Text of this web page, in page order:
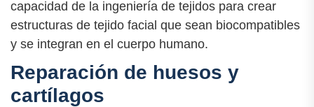
capacidad de la ingeniería de tejidos para crear
estructuras de tejido facial que sean biocompatibles
y se integran en el cuerpo humano.
Reparación de huesos y
cartílagos